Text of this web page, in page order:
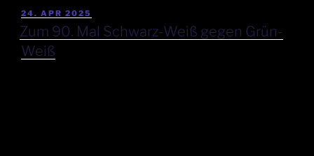
24. APR 2025
Zum 90. Mal Schwarz-Weiß gegen Grün-
Weiß